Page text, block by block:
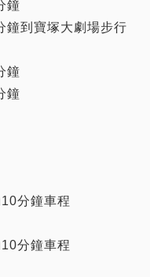
鐘
鐘到寶塚大劇場步行
鐘
鐘
分鐘車程
分鐘車程